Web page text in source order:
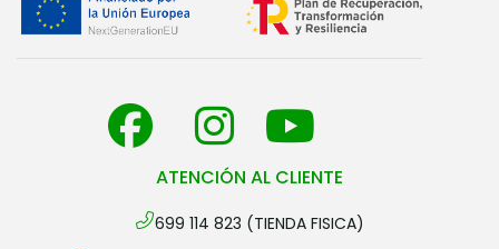
ATENCIÓN AL CLIENTE
699 114 823 (TIENDA FISICA)